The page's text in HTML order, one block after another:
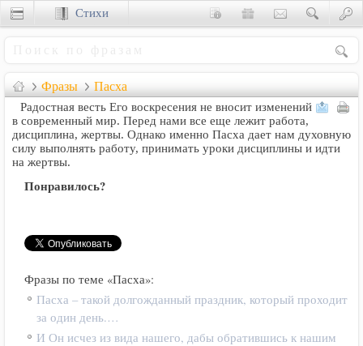
Фразы Пасха
Радостная весть Его воскресения не вносит изменений
в современный мир. Перед нами все еще лежит работа,
дисциплина, жертвы. Однако именно Пасха дает нам духовную
силу выполнять работу, принимать уроки дисциплины и идти
на жертвы.
Понравилось?
Фразы по теме «Пасха»:
Пасха – такой долгожданный праздник, который проходит
за один день.…
И Он исчез из вида нашего, дабы обратившись к нашим
Стихи